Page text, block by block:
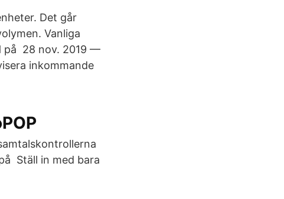
Det går
Vanliga
på 28 nov. 2019 —
inkommande
Ställ in med bara